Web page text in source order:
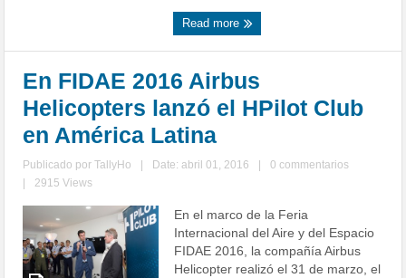
Read more
En FIDAE 2016 Airbus
Helicopters lanzó el HPilot Club
en América Latina
Publicado porTallyHo Date: abril 01, 2016
0 commentarios
2915 Views
En el marco de la Feria
Internacional del Aire y del Espacio
FIDAE 2016, la compañía Airbus
Helicopter realizó el 31 de marzo, el